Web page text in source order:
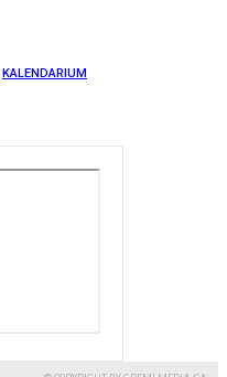
KALENDARIUM